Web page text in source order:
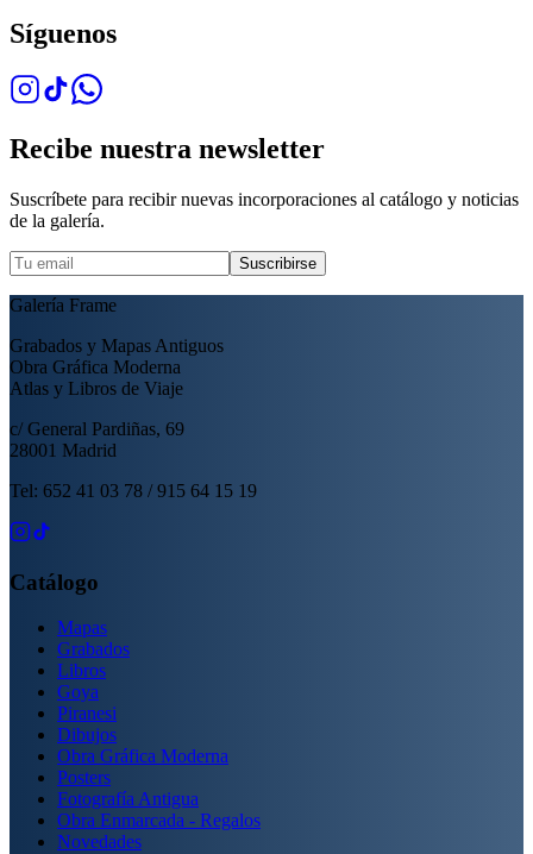
Síguenos
Recibe nuestra newsletter
Suscríbete para recibir nuevas incorporaciones al catálogo y noticias
de la galería.
Suscribirse
Galería Frame
Grabados y Mapas Antiguos
Obra Gráfica Moderna
Atlas y Libros de Viaje
c/ General Pardiñas, 69
28001 Madrid
Tel: 652 41 03 78 / 915 64 15 19
Catálogo
Mapas
Grabados
Libros
Goya
Piranesi
Dibujos
Obra Gráfica Moderna
Posters
Fotografía Antigua
Obra Enmarcada - Regalos
Novedades